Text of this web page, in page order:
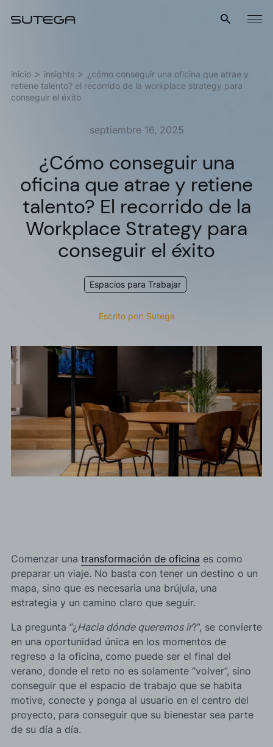
Menú
inicio insights
¿cómo conseguir una oficina que atrae y
retiene talento? el recorrido de la workplace strategy para
conseguir el éxito
septiembre 16, 2025
¿Cómo conseguir una
oficina que atrae y retiene
talento? El recorrido de la
Workplace Strategy para
conseguir el éxito
Espacios para Trabajar
Escrito por: Sutega
Comenzar una transformación de oficina es como
preparar un viaje. No basta con tener un destino o un
mapa, sino que es necesaria una brújula, una
estrategia y un camino claro que seguir.
La pregunta “¿Hacia dónde queremos ir?”, se convierte
en una oportunidad única en los momentos de
regreso a la oficina, como puede ser el final del
verano, donde el reto no es solamente “volver”, sino
conseguir que el espacio de trabajo que se habita
motive, conecte y ponga al usuario en el centro del
proyecto, para conseguir que su bienestar sea parte
de su día a día.
Nombre*
política de privacidad*